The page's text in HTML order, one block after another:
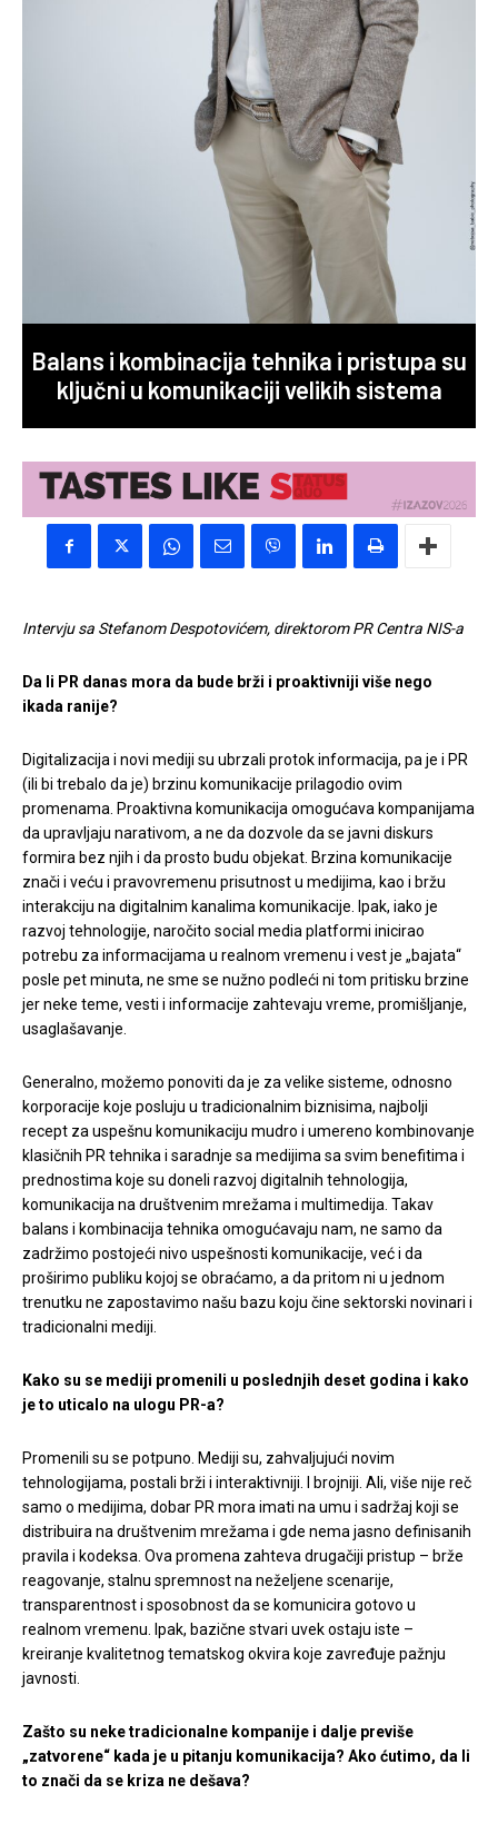
Balans i kombinacija tehnika i pristupa su
ključni u komunikaciji velikih sistema
Intervju sa Stefanom Despotovićem, direktorom PR Centra NIS-a
Da li PR danas mora da bude brži i proaktivniji više nego
ikada ranije?
Digitalizacija i novi mediji su ubrzali protok informacija, pa je i PR
(ili bi trebalo da je) brzinu komunikacije prilagodio ovim
promenama. Proaktivna komunikacija omogućava kompanijama
da upravljaju narativom, a ne da dozvole da se javni diskurs
formira bez njih i da prosto budu objekat. Brzina komunikacije
znači i veću i pravovremenu prisutnost u medijima, kao i bržu
interakciju na digitalnim kanalima komunikacije. Ipak, iako je
razvoj tehnologije, naročito social media platformi inicirao
potrebu za informacijama u realnom vremenu i vest je „bajata“
posle pet minuta, ne sme se nužno podleći ni tom pritisku brzine
jer neke teme, vesti i informacije zahtevaju vreme, promišljanje,
usaglašavanje.
Generalno, možemo ponoviti da je za velike sisteme, odnosno
korporacije koje posluju u tradicionalnim biznisima, najbolji
recept za uspešnu komunikaciju mudro i umereno kombinovanje
klasičnih PR tehnika i saradnje sa medijima sa svim benefitima i
prednostima koje su doneli razvoj digitalnih tehnologija,
komunikacija na društvenim mrežama i multimedija. Takav
balans i kombinacija tehnika omogućavaju nam, ne samo da
zadržimo postojeći nivo uspešnosti komunikacije, već i da
proširimo publiku kojoj se obraćamo, a da pritom ni u jednom
trenutku ne zapostavimo našu bazu koju čine sektorski novinari i
tradicionalni mediji.
Kako su se mediji promenili u poslednjih deset godina i kako
je to uticalo na ulogu PR-a?
Promenili su se potpuno. Mediji su, zahvaljujući novim
tehnologijama, postali brži i interaktivniji. I brojniji. Ali, više nije reč
samo o medijima, dobar PR mora imati na umu i sadržaj koji se
distribuira na društvenim mrežama i gde nema jasno definisanih
pravila i kodeksa. Ova promena zahteva drugačiji pristup – brže
reagovanje, stalnu spremnost na neželjene scenarije,
transparentnost i sposobnost da se komunicira gotovo u
realnom vremenu. Ipak, bazične stvari uvek ostaju iste –
kreiranje kvalitetnog tematskog okvira koje zavređuje pažnju
javnosti.
Zašto su neke tradicionalne kompanije i dalje previše
„zatvorene“ kada je u pitanju komunikacija? Ako ćutimo, da li
to znači da se kriza ne dešava?